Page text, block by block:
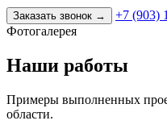
Заказать звонок →
+7 (903)
Фотогалерея
Наши работы
Примеры выполненных
области.